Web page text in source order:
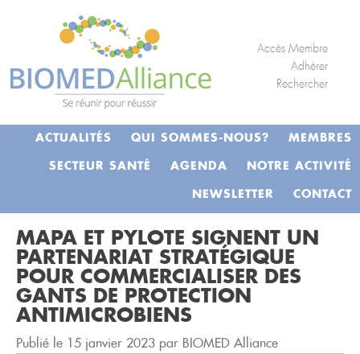
c
ACTUALITÉS QUI SOMMES-NOUS? MEMBRES
SECTEUR SANTÉ AGENDA NOTRE ACTIVITÉ
NEWSLETTER CONTACT
Accès Membre
Adhérer
Rechercher
MAPA ET PYLOTE SIGNENT UN
PARTENARIAT STRATÉGIQUE
POUR COMMERCIALISER DES
GANTS DE PROTECTION
ANTIMICROBIENS
Publié le 15 janvier 2023 par BIOMED Alliance